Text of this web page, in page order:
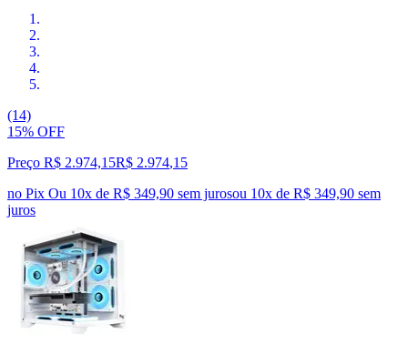
(14)
15% OFF
Preço R$ 2.974,15R$ 2.974,15
no Pix Ou 10x de R$ 349,90 sem jurosou 10x de R$ 349,90 sem
juros